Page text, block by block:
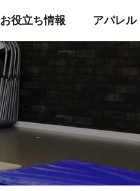
お役立ち情報 アパレル